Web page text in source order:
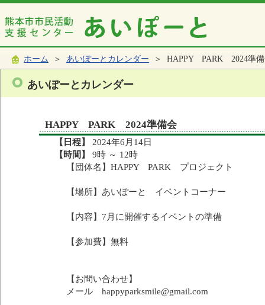
ホーム ＞ あいぽーとカレンダー ＞ HAPPY PARK 2024準
あいぽーとカレンダー
HAPPY PARK 2024準備会
【日程】
2024年6月14日
【時間】
9時 ～ 12時
【団体名】HAPPY PARK プロジェクト
【場所】あいぽーと イベントコーナー
【内容】7月に開催するイベントの準備
【参加費】無料
【お問い合わせ】
メール happyparksmile@gmail.com